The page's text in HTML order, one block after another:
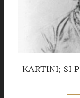
KARTINI; SI